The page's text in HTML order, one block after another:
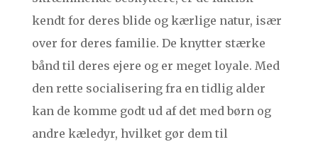
kendt for deres blide og kærlige natur, især
over for deres familie. De knytter stærke
bånd til deres ejere og er meget loyale. Med
den rette socialisering fra en tidlig alder
kan de komme godt ud af det med børn og
andre kæledyr, hvilket gør dem til